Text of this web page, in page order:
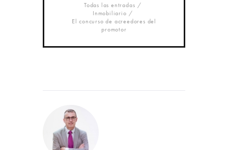
Todas las entradas
Inmobiliario
El concurso de acreedores del
promotor